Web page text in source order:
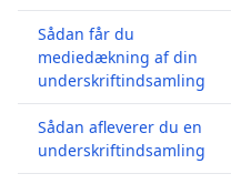
Sådan får du
mediedækning af din
underskriftindsamling
Sådan afleverer du en
underskriftindsamling